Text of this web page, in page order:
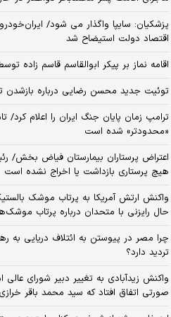
پزشکیان: سایپا واگذار می شود/ ایران‌خودرو
اقتصاد دولت استیضاح شد
اقامه نماز بر پیکر ابوالقاسم قاسم زاده
توئیت جدید محسن رضایی درباره بازشدن
ترامپ زمان پایان جنگ ایران را اعلام کرد/
«محدودتر» شده است
اعتراض پرستاران بیمارستان فیاض بخش/
هیچ پرستاری بازداشت یا اخراج نشده است
واکنش ارتش آمریکا به پرتاب موشک
حال رایزنی با متحدان درباره پرتاب
چرا مصر در پیوستن به ائتلاف دریایی به
تردید دارد؟
واکنش زیدآبادی به تغییر دبیر شورای
صورتی اتفاق افتاد که سید محمد باقر